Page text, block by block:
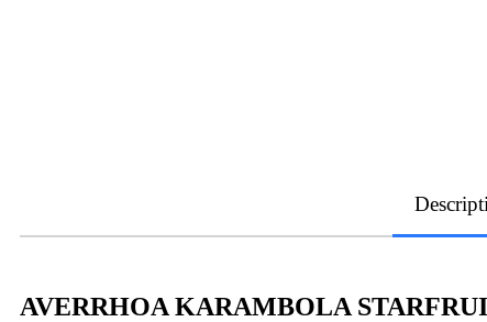
AVERRHOA KARAMBOLA